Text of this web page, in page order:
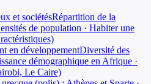
et sociétésRépartition de la
de population · Habiter une
en développementDiversité des
démographique en Afrique ·
Le Caire)